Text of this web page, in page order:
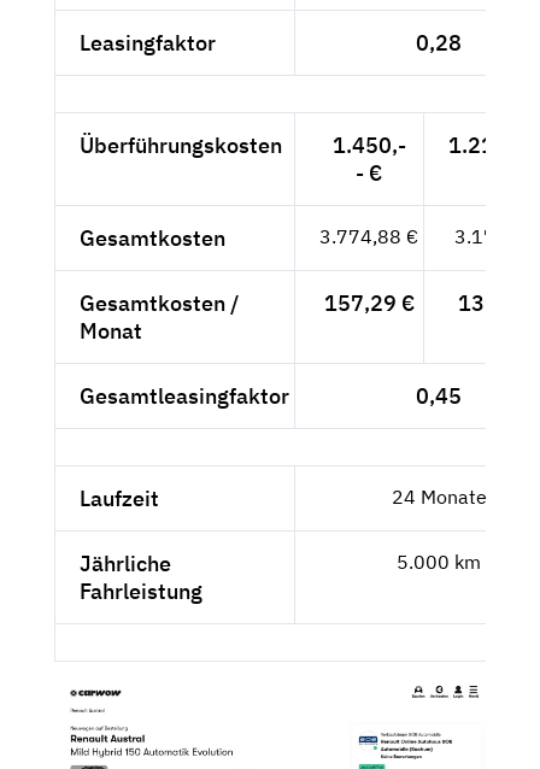
Leasingfaktor 0,28
Überführungskosten
1.450,-
- €
Gesamtkosten 3.774,88 € 3.172,17
Gesamtkosten /
Monat
157,29 € 132,17
Gesamtleasingfaktor 0,45
Laufzeit 24 Monate
Jährliche
Fahrleistung
5.000 km